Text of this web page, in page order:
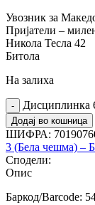
Увозник за
Пријатели –
Никола Тесла 42
Битола
На залиха
Дисциплинка
Додај во кошница
ШИФРА:
3 (Бела чешма) –
Сподели:
Опис
Баркод/Barcode: